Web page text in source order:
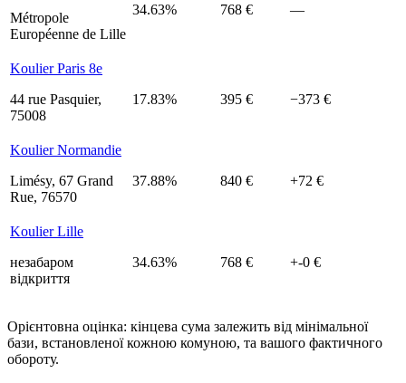
Métropole
Européenne de Lille
34.63% 768 € —
Koulier Paris 8e
44 rue Pasquier,
75008
17.83% 395 € −373 €
Koulier Normandie
Limésy, 67 Grand
Rue, 76570
37.88% 840 € +72 €
Koulier Lille
незабаром
відкриття
34.63% 768 € +-0 €
Орієнтовна оцінка: кінцева сума залежить від мінімальної
бази, встановленої кожною комуною, та вашого фактичного
обороту.